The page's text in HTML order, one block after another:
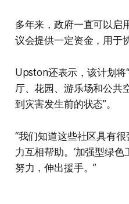
多年来，政府一直可以启
议会提供一定资金，用于
Upston还表示，该计划将
厅、花园、游乐场和公共
到灾害发生前的状态”。
“我们知道这些社区具有
力互相帮助。‘加强型绿
努力，伸出援手。”